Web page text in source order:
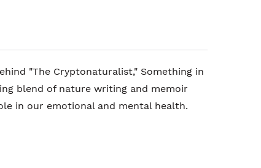
"The Cryptonaturalist," Something in
blend of nature writing and memoir
in our emotional and mental health.